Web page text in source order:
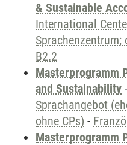
& Sustainable
International
Sprachenzentrum;
B2.2
Masterprogramm
and Sustainability -
Sprachangebot
ohne CPs) -
Masterprogramm